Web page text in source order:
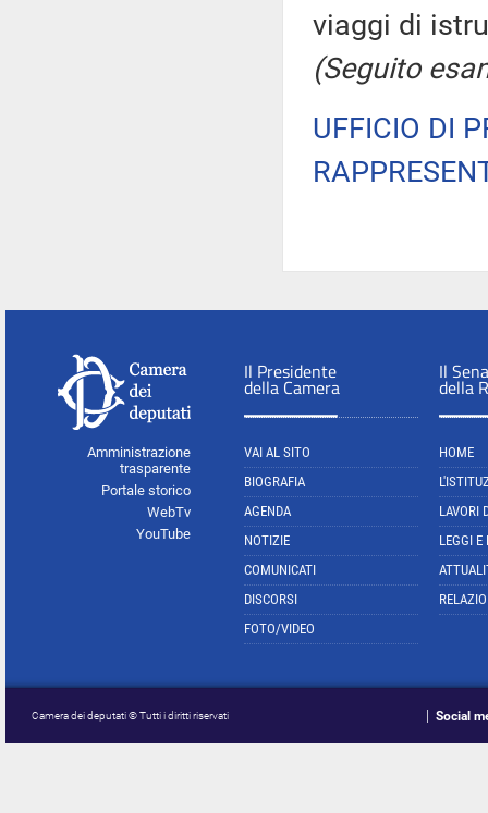
viaggi di
(Seguito
UFFICIO DI
Amministrazione
trasparente
Portale storico
WebTv
YouTube
Il Presidente
della Camera
VAI AL SITO
BIOGRAFIA
AGENDA
NOTIZIE
COMUNICATI
DISCORSI
FOTO/VIDEO
Il
della
HOME
LAVORI
LEGGI E
Camera dei deputati © Tutti i diritti riservati Social